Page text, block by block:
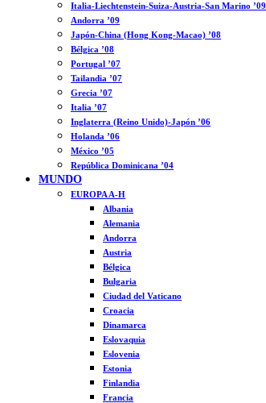
Italia-Liechtenstein-Suiza-Austria-San Marino ’09
Andorra ’09
Japón-China (Hong Kong-Macao) ’08
Bélgica ’08
Portugal ’07
Tailandia ’07
Grecia ’07
Italia ’07
Inglaterra (Reino Unido)-Japón ’06
Holanda ’06
México ’05
República Dominicana ’04
MUNDO
EUROPA A-H
Albania
Alemania
Andorra
Austria
Bélgica
Bulgaria
Ciudad del Vaticano
Croacia
Dinamarca
Eslovaquia
Eslovenia
Estonia
Finlandia
Francia